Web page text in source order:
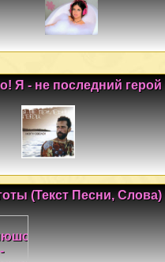
Я - не последний герой
(Текст Песни, Слова)